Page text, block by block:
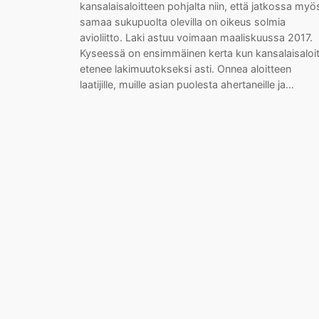
kansalaisaloitteen pohjalta niin, että jatkossa
samaa sukupuolta olevilla on oikeus solmia
avioliitto. Laki astuu voimaan maaliskuussa 2017.
Kyseessä on ensimmäinen kerta kun
etenee lakimuutokseksi asti. Onnea aloitteen
laatijille, muille asian puolesta ahertaneille ja…